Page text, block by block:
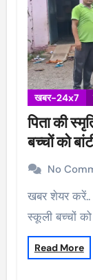
खबर-24x7
पिता की
बच्चों को
No
खबर शेयर करें.. पिता की स्मृति में 6 वर्षीय साची ने रोपा पौधा,
स्कूली बच्चों
Read More